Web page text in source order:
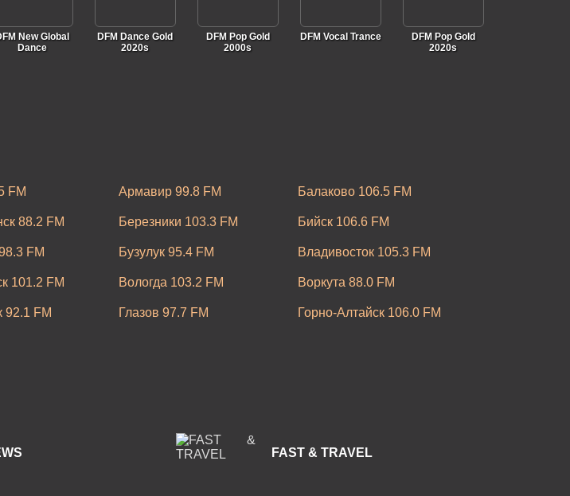
New Global
Dance
DFM Dance Gold
2020s
DFM Pop Gold
2000s
DFM Vocal Trance
DFM Pop Gold
2020s
FM Армавир 99.8 FM Балаково 106.5 FM
88.2 FM Березники 103.3 FM Бийск 106.6 FM
FM Бузулук 95.4 FM Владивосток 105.3 FM
101.2 FM Вологда 103.2 FM Воркута 88.0 FM
92.1 FM Глазов 97.7 FM Горно-Алтайск 106.0 FM
Ленинск-Кузнецкий 106.6 FM
FAST & TRAVEL